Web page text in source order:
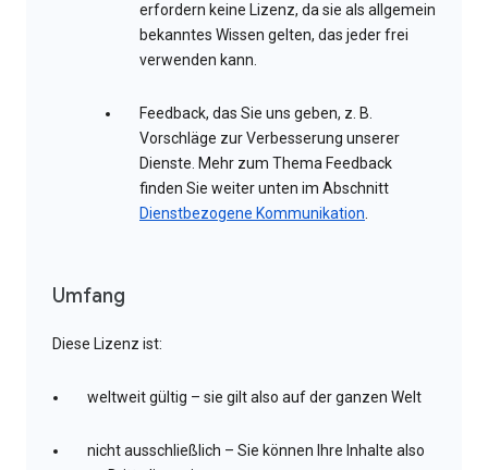
erfordern keine Lizenz, da sie als allgemein
bekanntes Wissen gelten, das jeder frei
verwenden kann.
Feedback, das Sie uns geben, z. B.
Vorschläge zur Verbesserung unserer
Dienste. Mehr zum Thema Feedback
finden Sie weiter unten im Abschnitt
Dienstbezogene Kommunikation.
Umfang
Diese Lizenz ist:
weltweit gültig – sie gilt also auf der ganzen Welt
nicht ausschließlich – Sie können Ihre Inhalte also